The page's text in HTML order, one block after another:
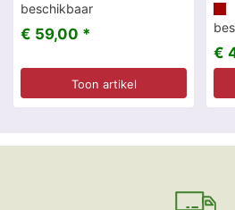
beschikbaar
€ 59,00 *
Toon artikel
€